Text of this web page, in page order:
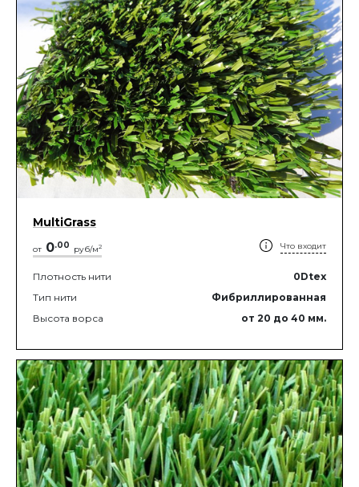
MultiGrass
от 0.00 руб/м2 Что входит
Плотность нити 0Dtex
Тип нити
Фибриллированная
Высота ворса
от 20 до 40 мм.